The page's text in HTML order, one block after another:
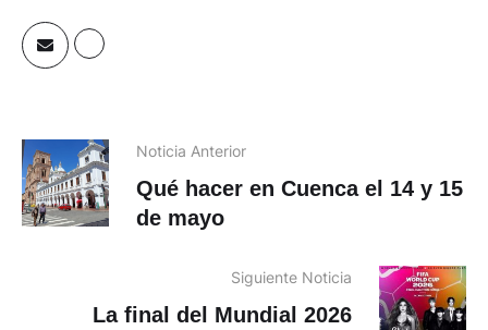
Noticia Anterior
Qué hacer en Cuenca el 14 y 15
de mayo
Siguiente Noticia
La final del Mundial 2026